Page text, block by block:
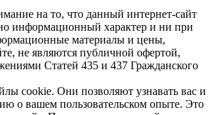
на то, что данный интернет-сайт
информационный характер и ни при
материалы и цены,
не являются публичной офертой,
Статей 435 и 437 Гражданского
cookie. Они позволяют узнавать вас и
о вашем пользовательском опыте. Это